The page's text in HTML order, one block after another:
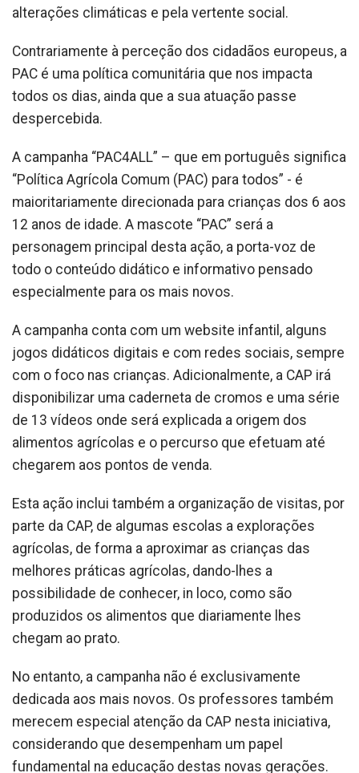
alterações climáticas e pela vertente social.
Contrariamente à perceção dos cidadãos europeus, a
PAC é uma política comunitária que nos impacta
todos os dias, ainda que a sua atuação passe
despercebida.
A campanha “PAC4ALL” – que em português significa
“Política Agrícola Comum (PAC) para todos” - é
maioritariamente direcionada para crianças dos 6 aos
12 anos de idade. A mascote “PAC” será a
personagem principal desta ação, a porta-voz de
todo o conteúdo didático e informativo pensado
especialmente para os mais novos.
A campanha conta com um website infantil, alguns
jogos didáticos digitais e com redes sociais, sempre
com o foco nas crianças. Adicionalmente, a CAP irá
disponibilizar uma caderneta de cromos e uma série
de 13 vídeos onde será explicada a origem dos
alimentos agrícolas e o percurso que efetuam até
chegarem aos pontos de venda.
Esta ação inclui também a organização de visitas, por
parte da CAP, de algumas escolas a explorações
agrícolas, de forma a aproximar as crianças das
melhores práticas agrícolas, dando-lhes a
possibilidade de conhecer, in loco, como são
produzidos os alimentos que diariamente lhes
chegam ao prato.
No entanto, a campanha não é exclusivamente
dedicada aos mais novos. Os professores também
merecem especial atenção da CAP nesta iniciativa,
considerando que desempenham um papel
fundamental na educação destas novas gerações.